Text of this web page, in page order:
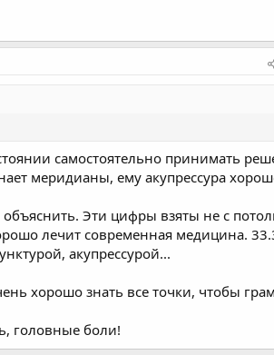
самостоятельно принимать
меридианы, ему акупрессура
Эти цифры взяты не с
лечит современная медицина.
акупрессурой...
хорошо знать все точки, чтобы
головные боли!